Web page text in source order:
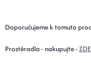
Doporučujeme k tomuto
Prostěradla - nakupujte -ZDE